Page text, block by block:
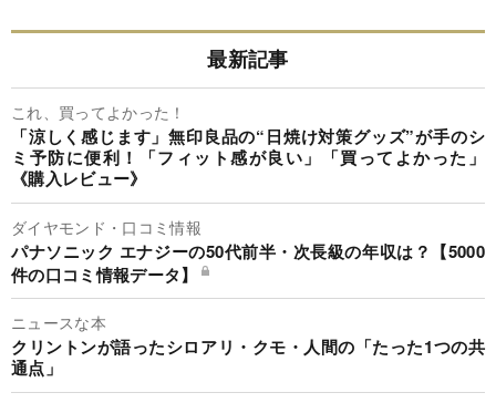
最新記事
これ、買ってよかった！
「涼しく感じます」無印良品の“日焼け対策グッズ”が手のシ
ミ予防に便利！「フィット感が良い」「買ってよかった」
《購入レビュー》
ダイヤモンド・口コミ情報
パナソニック エナジーの50代前半・次長級の年収は？【5000
件の口コミ情報データ】
ニュースな本
クリントンが語ったシロアリ・クモ・人間の「たった1つの共
通点」